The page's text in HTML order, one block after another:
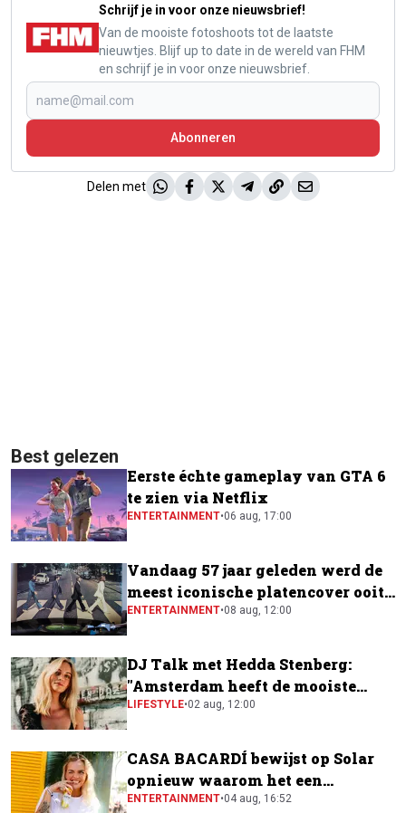
Schrijf je in voor onze nieuwsbrief!
Van de mooiste fotoshoots tot de laatste
nieuwtjes. Blijf up to date in de wereld van FHM
en schrijf je in voor onze nieuwsbrief.
Abonneren
Delen met
Best gelezen
Eerste échte gameplay van GTA 6
te zien via Netflix
ENTERTAINMENT•06 aug, 17:00
Vandaag 57 jaar geleden werd de
meest iconische platencover ooit
gemaakt
ENTERTAINMENT•08 aug, 12:00
DJ Talk met Hedda Stenberg:
"Amsterdam heeft de mooiste
festivalscene van Europa"
LIFESTYLE•02 aug, 12:00
CASA BACARDÍ bewijst op Solar
opnieuw waarom het een
festivalfavoriet is
ENTERTAINMENT•04 aug, 16:52